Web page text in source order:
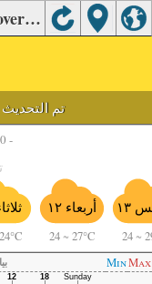
جودة الهواء في Luanping County Government, Luanping County.
تم التحديث بتاريخ ٩
-
ثلاثاء
24°C
أربعاء ١٢
24 ~ 27°C
١٣
24 ~
MinMax